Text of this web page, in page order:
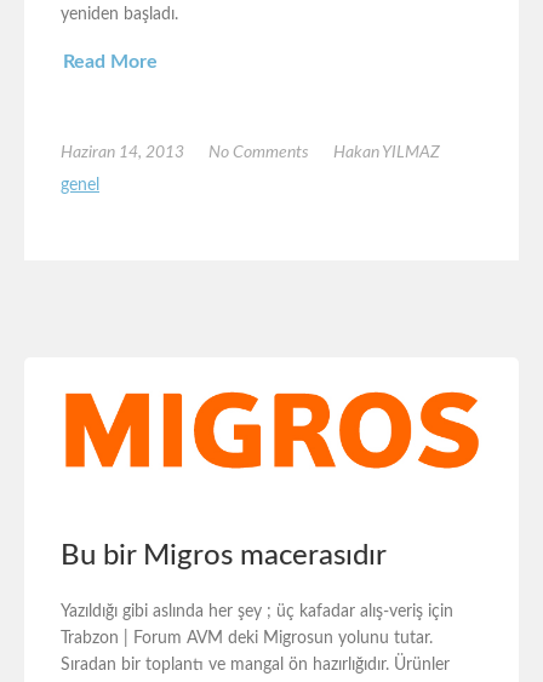
yeniden başladı.
Read More
Haziran 14, 2013 No Comments
Hakan YILMAZ
genel
Bu bir Migros macerasıdır
Yazıldığı gibi aslında her şey ; üç kafadar alış-veriş için
Trabzon | Forum AVM deki Migrosun yolunu tutar.
Sıradan bir toplantı ve mangal ön hazırlığıdır. Ürünler